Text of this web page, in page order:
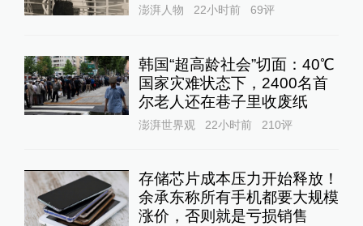
澎湃人物 22小时前 69评
韩国“超高龄社会”切面：40℃
国家灾难状态下，2400名首
尔老人还在巷子里收废纸
澎湃世界观 22小时前 210评
存储芯片成本压力开始释放！
余承东称所有手机都要大规模
涨价，否则就是亏损销售